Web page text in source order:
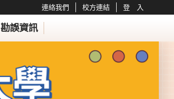
勘誤資訊
連絡我們 校方連結 登 入